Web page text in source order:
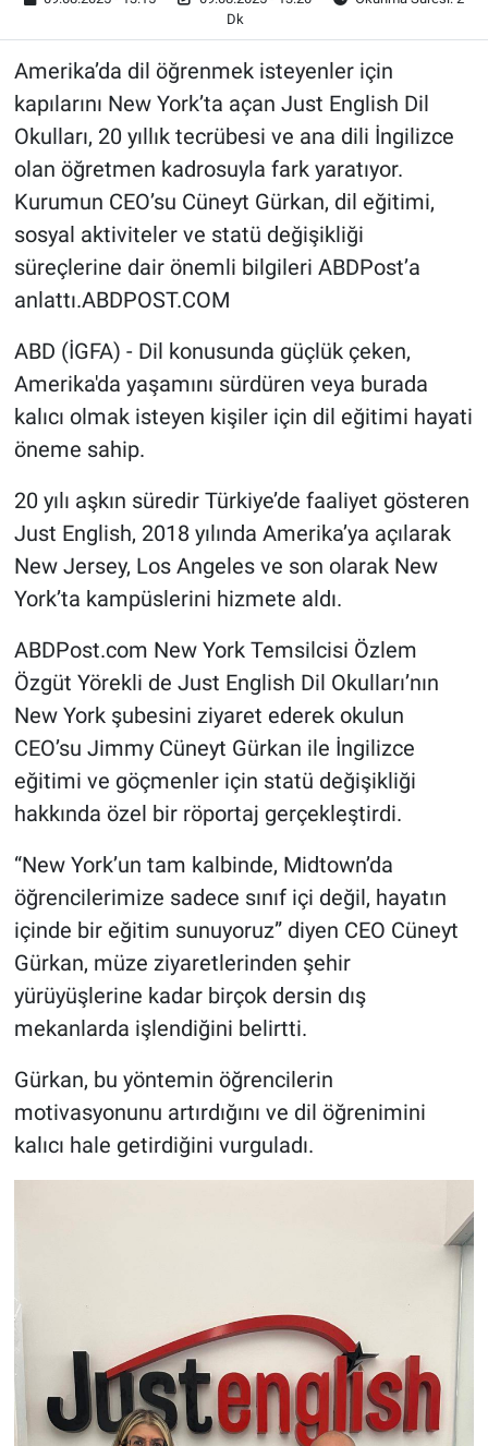
Dk
Amerika’da dil öğrenmek isteyenler için
kapılarını New York’ta açan Just English Dil
Okulları, 20 yıllık tecrübesi ve ana dili İngilizce
olan öğretmen kadrosuyla fark yaratıyor.
Kurumun CEO’su Cüneyt Gürkan, dil eğitimi,
sosyal aktiviteler ve statü değişikliği
süreçlerine dair önemli bilgileri ABDPost’a
anlattı.ABDPOST.COM
ABD (İGFA) - Dil konusunda güçlük çeken,
Amerika'da yaşamını sürdüren veya burada
kalıcı olmak isteyen kişiler için dil eğitimi hayati
öneme sahip.
20 yılı aşkın süredir Türkiye’de faaliyet gösteren
Just English, 2018 yılında Amerika’ya açılarak
New Jersey, Los Angeles ve son olarak New
York’ta kampüslerini hizmete aldı.
ABDPost.com New York Temsilcisi Özlem
Özgüt Yörekli de Just English Dil Okulları’nın
New York şubesini ziyaret ederek okulun
CEO’su Jimmy Cüneyt Gürkan ile İngilizce
eğitimi ve göçmenler için statü değişikliği
hakkında özel bir röportaj gerçekleştirdi.
“New York’un tam kalbinde, Midtown’da
öğrencilerimize sadece sınıf içi değil, hayatın
içinde bir eğitim sunuyoruz” diyen CEO Cüneyt
Gürkan, müze ziyaretlerinden şehir
yürüyüşlerine kadar birçok dersin dış
mekanlarda işlendiğini belirtti.
Gürkan, bu yöntemin öğrencilerin
motivasyonunu artırdığını ve dil öğrenimini
kalıcı hale getirdiğini vurguladı.